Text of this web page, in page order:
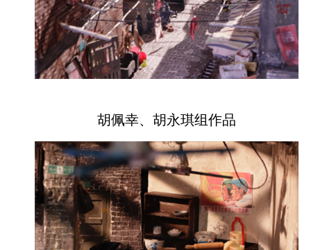
胡佩幸、胡永琪组作品